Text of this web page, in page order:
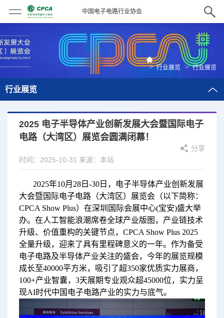
中国电子电路行业协会
> 行业展览 > 行业展览
行业展览
2025 电子半导体产业创新发展大会暨国际电子
电路（大湾区）展览会圆满闭幕！
分享
时间：2025-10-31 来源：本站
2025年10月28日-30日，电子半导体产业创新发展
大会暨国际电子电路（大湾区）展览会（以下简称：
CPCA Show Plus）在深圳国际会展中心(宝安)盛大举
办。在人工智能浪潮席卷全球产业版图，产业链技术
升级、价值重构的关键节点，CPCA Show Plus 2025
全量升级，迎来了具有里程碑意义的一年。作为备受
电子电路及半导体产业关注的盛会，今年的展览规模
成长至40000平方米，吸引了超350家优质实力展商，
100+产业智囊，3天展期专业观众超45000位，实力呈
现AI时代中国电子电路产业的实力与底气。